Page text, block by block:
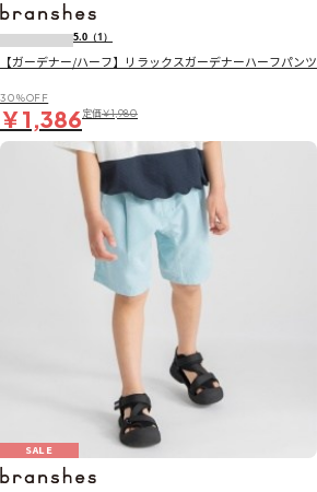
5.0 （1）
【ガーデナー/ハーフ】リラックスガーデナーハーフパンツ
30％OFF
￥1,386定価￥1,980
SALE